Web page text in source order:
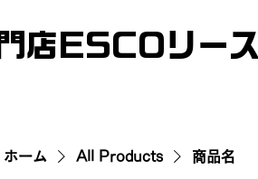
店ESCOリース
ホーム All Products 商品名